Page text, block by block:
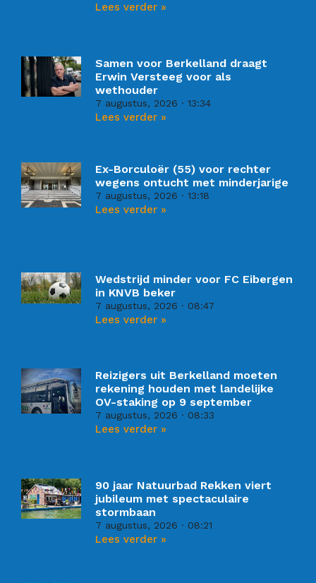
Lees verder »
Samen voor Berkelland draagt
Erwin Versteeg voor als
wethouder
7 augustus, 2026 13:34
Lees verder »
Ex-Borculoër (55) voor rechter
wegens ontucht met minderjarige
7 augustus, 2026 13:18
Lees verder »
Wedstrijd minder voor FC Eibergen
in KNVB beker
7 augustus, 2026 08:47
Lees verder »
Reizigers uit Berkelland moeten
rekening houden met landelijke
OV-staking op 9 september
7 augustus, 2026 08:33
Lees verder »
90 jaar Natuurbad Rekken viert
jubileum met spectaculaire
stormbaan
7 augustus, 2026 08:21
Lees verder »